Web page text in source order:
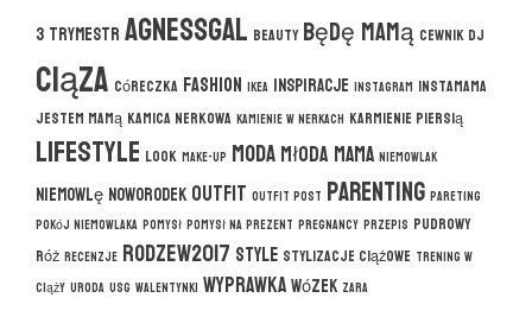
3 trymestragnessgal beauty będę mamą cewnik DJ
ciąza córeczka fashion ikea inspiracje instagram instamama
jestem mamą kamica nerkowa kamienie w nerkach karmienie piersią
lifestyle look make-up modamłoda mama niemowlak
niemowlęnoworodekoutfit outfit post parenting pareting
pokój niemowlaka pomysł pomysł na prezent pregnancy przepis pudrowy
róż recenzje rodzew2017 style stylizacje ciążowe trening w
ciąży uroda usg walentynki wyprawkawózek zara